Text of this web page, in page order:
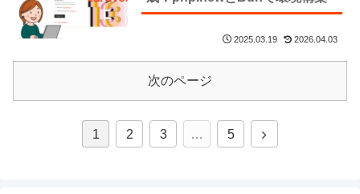
2025.03.19 2026.04.03
次のページ
1 2 3 … 5